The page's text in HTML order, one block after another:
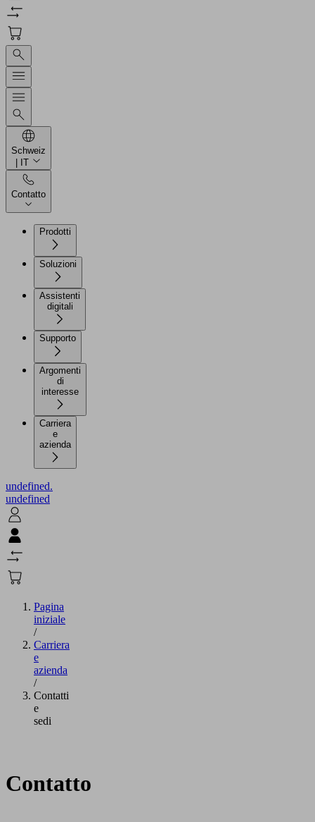
Schweiz
| IT
Contatto
Prodotti
Soluzioni
Assistenti
Supporto
Argomenti
di
Carriera
e
azienda
undefined.
undefined
Pagina
iniziale
/
Carriera
e
azienda
/
Contatti
e
sedi
Contatto